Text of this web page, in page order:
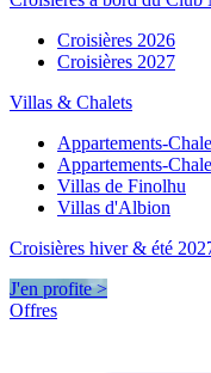
Croisières 2026
Croisières 2027
Villas & Chalets
Appartements-
Appartements-
Villas de Finolhu
Villas d'Albion
Croisières hiver & été
J'en profite >
Offres